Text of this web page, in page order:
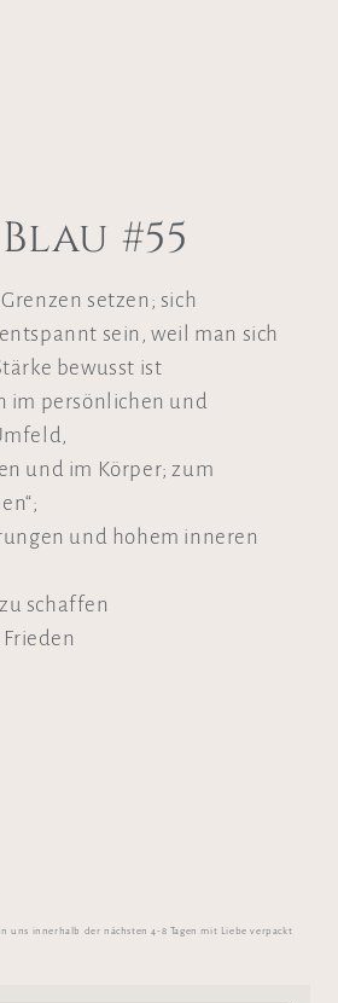
#55
setzen; sich
sein, weil man sich
bewusst ist
im persönlichen und
und im Körper; zum
und hohem inneren
schaffen
uns innerhalb der nächsten 4-8 Tagen mit Liebe verpackt